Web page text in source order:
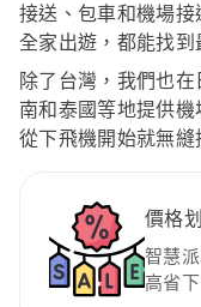
接送、包車和機場
全家出遊，都能找到
除了台灣，我們也
南和泰國等地提供
從下飛機開始就無縫
價格
智慧
高省